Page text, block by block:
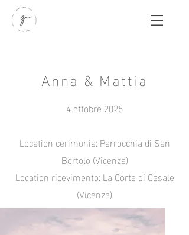
Anna & Mattia
4 ottobre 2025
Location cerimonia: Parrocchia di San
Bortolo (Vicenza)
Location ricevimento: La Corte di Casale
(Vicenza)